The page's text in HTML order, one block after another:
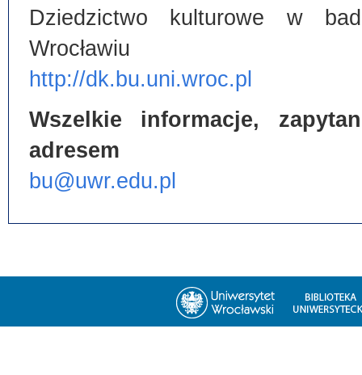
Dziedzictwo kulturowe w
Wrocławiu
http://dk.bu.uni.wroc.pl
Wszelkie informacje,
adresem
bu@uwr.edu.pl